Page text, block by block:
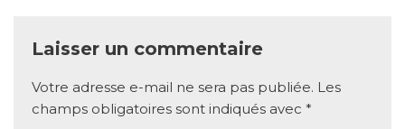
Laisser un commentaire
Votre adresse e-mail ne sera pas publiée. Les
champs obligatoires sont indiqués avec *